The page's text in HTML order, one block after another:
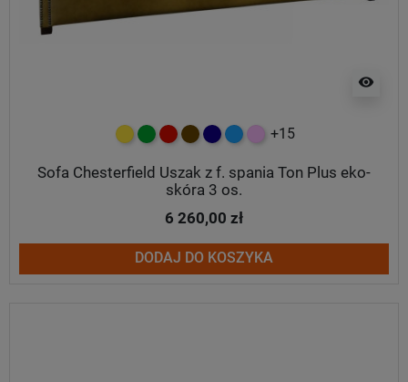
visibility
żółtyzielonyczerwony
czekoladowy
granatowy
niebieski
różowy
+15
Sofa Chesterfield Uszak z f. spania Ton Plus eko-
skóra 3 os.
6 260,00 zł
DODAJ DO KOSZYKA